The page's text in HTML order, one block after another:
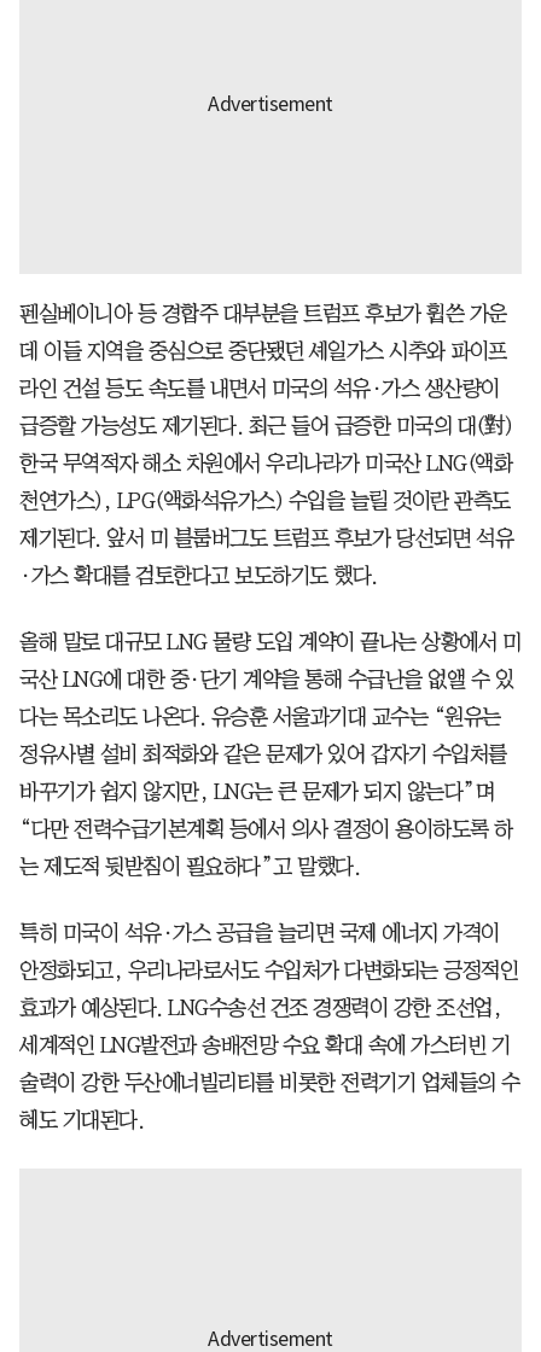
펜실베이니아 등 경합주 대부분을 트럼프 후보가 휩쓴 가운
데 이들 지역을 중심으로 중단됐던 셰일가스 시추와 파이프
라인 건설 등도 속도를 내면서 미국의 석유·가스 생산량이
급증할 가능성도 제기된다. 최근 들어 급증한 미국의 대(對)
한국 무역적자 해소 차원에서 우리나라가 미국산 LNG(액화
천연가스), LPG(액화석유가스) 수입을 늘릴 것이란 관측도
제기된다. 앞서 미 블룸버그도 트럼프 후보가 당선되면 석유
·가스 확대를 검토한다고 보도하기도 했다.
올해 말로 대규모 LNG 물량 도입 계약이 끝나는 상황에서 미
국산 LNG에 대한 중·단기 계약을 통해 수급난을 없앨 수 있
다는 목소리도 나온다. 유승훈 서울과기대 교수는 “원유는
정유사별 설비 최적화와 같은 문제가 있어 갑자기 수입처를
바꾸기가 쉽지 않지만, LNG는 큰 문제가 되지 않는다”며
“다만 전력수급기본계획 등에서 의사 결정이 용이하도록 하
는 제도적 뒷받침이 필요하다”고 말했다.
특히 미국이 석유·가스 공급을 늘리면 국제 에너지 가격이
안정화되고, 우리나라로서도 수입처가 다변화되는 긍정적인
효과가 예상된다. LNG수송선 건조 경쟁력이 강한 조선업,
세계적인 LNG발전과 송배전망 수요 확대 속에 가스터빈 기
술력이 강한 두산에너빌리티를 비롯한 전력기기 업체들의 수
혜도 기대된다.